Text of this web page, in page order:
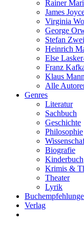
Rainer
James
Virginia
George
Stefan
Heinrich
Else
Franz
Klaus Mann
Alle
Genres
Literatur
Sachbuch
Geschichte
Philosophie
Biografie
Kinderbuch
Krimis &
Theater
Lyrik
Verlag